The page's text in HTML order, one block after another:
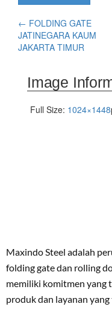
← FOLDING GATE
JATINEGARA KAUM
JAKARTA TIMUR
Image
Full Size: 1024×1448
Maxindo Steel adalah
folding gate dan rolling
memiliki komitmen yang
produk dan layanan